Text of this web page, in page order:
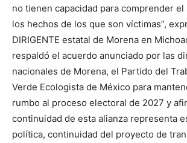
no tienen capacidad para comprender
los hechos de los que son víctimas”,
DIRIGENTE estatal de Morena en
respaldó el acuerdo anunciado por las
nacionales de Morena, el Partido del
Verde Ecologista de México para
rumbo al proceso electoral de 2027 y
continuidad de esta alianza representa
política, continuidad del proyecto de